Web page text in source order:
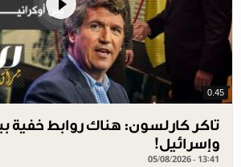
0.45
تاكر كارلسون: هناك روابط خفية
وإسرائيل!
05/08/2026 - 13:41